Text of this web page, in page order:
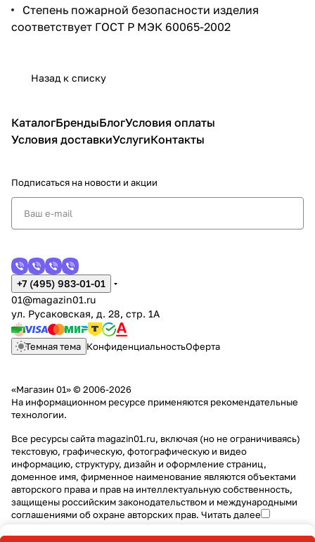
Степень пожарной безопасности изделия
соответствует ГОСТ Р МЭК 60065-2002
Назад к списку
КаталогБрендыБлогУсловия оплаты
Условия доставкиУслугиКонтакты
Подписаться на новости и акции
+7 (495) 983-01-01
01@magazin01.ru
ул. Русаковская, д. 28, стр. 1А
Темная тема КонфиденциальностьОферта
«Магазин 01» © 2006-2026
На информационном ресурсе применяются рекомендательные
технологии.
Все ресурсы сайта magazin01.ru, включая (но не ограничиваясь)
текстовую, графическую, фотографическую и видео
информацию, структуру, дизайн и оформление страниц,
доменное имя, фирменное наименование являются объектами
авторского права и прав на интеллектуальную собственность,
защищены российским законодательством и международными
соглашениями об охране авторских прав. Читать далее